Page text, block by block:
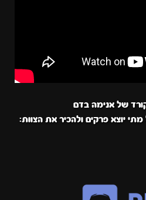
של אנימה בדם
יוצא פרקים ולהכיר את הצוות: